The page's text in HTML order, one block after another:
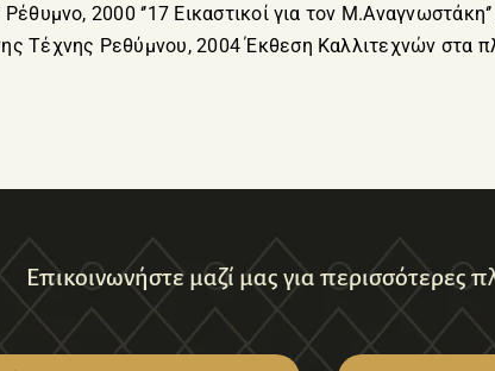
2000 ‘’17 Εικαστικοί για τον
Τέχνης Ρεθύμνου, 2004 Έκθεση Καλλιτεχνών στα
Επικοινωνήστε μαζί μας για περισσότερες